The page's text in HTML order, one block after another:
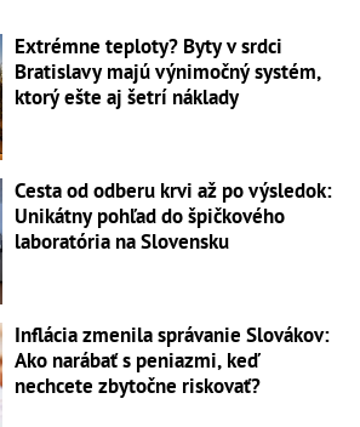
Extrémne teploty? Byty v srdci
Bratislavy majú výnimočný systém,
ktorý ešte aj šetrí náklady
Cesta od odberu krvi až po výsledok:
Unikátny pohľad do špičkového
laboratória na Slovensku
Inflácia zmenila správanie Slovákov:
Ako narábať s peniazmi, keď
nechcete zbytočne riskovať?